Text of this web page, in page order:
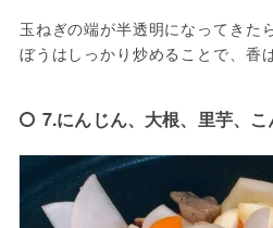
玉ねぎの端が半透明になってきた
ぼうはしっかり炒めることで、香
7.にんじん、大根、里芋、